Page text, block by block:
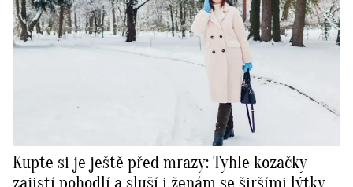
Kupte si je ještě před mrazy: Tyhle kozačky